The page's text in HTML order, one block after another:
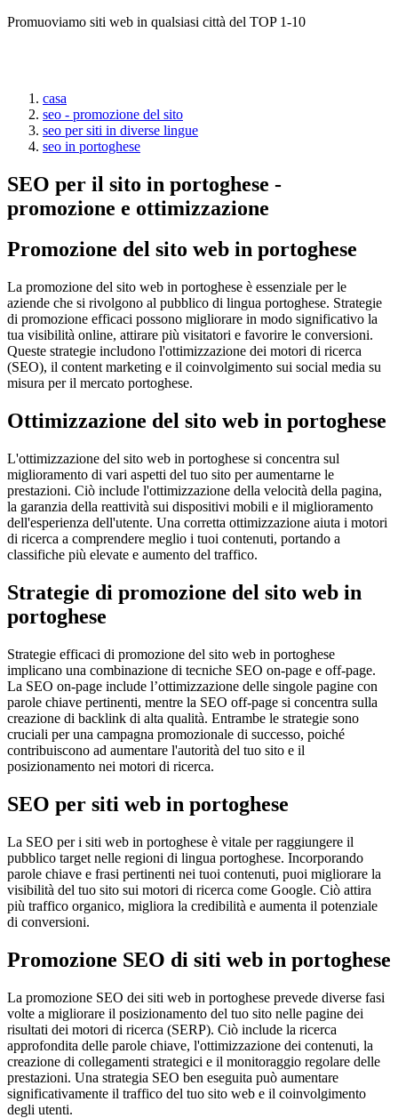
Promuoviamo siti web in qualsiasi città del TOP 1-10
casa
seo - promozione del sito
seo per siti in diverse lingue
seo in portoghese
SEO per il sito in portoghese -
promozione e ottimizzazione
Promozione del sito web in portoghese
La promozione del sito web in portoghese è essenziale per le
aziende che si rivolgono al pubblico di lingua portoghese. Strategie
di promozione efficaci possono migliorare in modo significativo la
tua visibilità online, attirare più visitatori e favorire le conversioni.
Queste strategie includono l'ottimizzazione dei motori di ricerca
(SEO), il content marketing e il coinvolgimento sui social media su
misura per il mercato portoghese.
Ottimizzazione del sito web in portoghese
L'ottimizzazione del sito web in portoghese si concentra sul
miglioramento di vari aspetti del tuo sito per aumentarne le
prestazioni. Ciò include l'ottimizzazione della velocità della pagina,
la garanzia della reattività sui dispositivi mobili e il miglioramento
dell'esperienza dell'utente. Una corretta ottimizzazione aiuta i motori
di ricerca a comprendere meglio i tuoi contenuti, portando a
classifiche più elevate e aumento del traffico.
Strategie di promozione del sito web in
portoghese
Strategie efficaci di promozione del sito web in portoghese
implicano una combinazione di tecniche SEO on-page e off-page.
La SEO on-page include l’ottimizzazione delle singole pagine con
parole chiave pertinenti, mentre la SEO off-page si concentra sulla
creazione di backlink di alta qualità. Entrambe le strategie sono
cruciali per una campagna promozionale di successo, poiché
contribuiscono ad aumentare l'autorità del tuo sito e il
posizionamento nei motori di ricerca.
SEO per siti web in portoghese
La SEO per i siti web in portoghese è vitale per raggiungere il
pubblico target nelle regioni di lingua portoghese. Incorporando
parole chiave e frasi pertinenti nei tuoi contenuti, puoi migliorare la
visibilità del tuo sito sui motori di ricerca come Google. Ciò attira
più traffico organico, migliora la credibilità e aumenta il potenziale
di conversioni.
Promozione SEO di siti web in portoghese
La promozione SEO dei siti web in portoghese prevede diverse fasi
volte a migliorare il posizionamento del tuo sito nelle pagine dei
risultati dei motori di ricerca (SERP). Ciò include la ricerca
approfondita delle parole chiave, l'ottimizzazione dei contenuti, la
creazione di collegamenti strategici e il monitoraggio regolare delle
prestazioni. Una strategia SEO ben eseguita può aumentare
significativamente il traffico del tuo sito web e il coinvolgimento
degli utenti.